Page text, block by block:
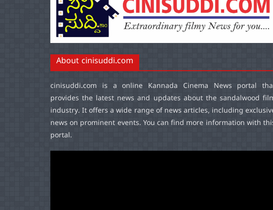
About cinisuddi.com
cinisuddi.com is a online Kannada Cinema News portal
provides the latest news and updates about the sandalwood
industry. It offers a wide range of news articles, including
news on prominent events. You can find more information with
portal.